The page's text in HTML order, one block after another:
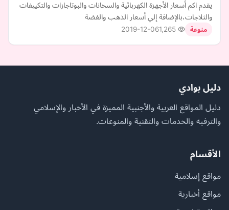
يقدم اكم أسعار الأجهزة الكهربائية والسخانات والبوتاجازات والتكييفات
والثلاجات،بالإضافة إلي أسعار الذهب والفضة
منوعة 2019-12-06
دليل بوادي
دليل المواقع العربية والأجنبية المميزة في الأخبار والإسلامي
والترفيه والخدمات والتقنية والمنوعات.
الأقسام
مواقع إسلامية
مواقع أخبارية